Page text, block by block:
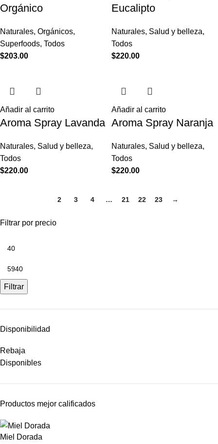
Filtrar por precio
Filtrar
Disponibilidad
Rebaja
Disponibles
Productos mejor calificados
Miel Dorada
Orgánico
Naturales, Orgánicos,
Superfoods, Todos
$203.00
Eucalipto
Naturales, Salud y belleza,
Todos
$220.00
Añadir al carrito
Aroma Spray Lavanda
Naturales, Salud y belleza,
Todos
$220.00
Añadir al carrito
Aroma Spray Naranja
Naturales, Salud y belleza,
Todos
$220.00
2 3 4 … 21 22 23 →